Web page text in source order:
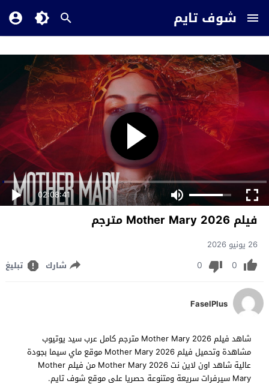
شوف تايم
02:08:41
فيلم Mother Mary 2026 مترجم
26 يونيو 2026
0
0 شارك تبليغ
FaselPlus
شاهد فيلم Mother Mary 2026 مترجم كامل عرب سيد يوتيوب
مشاهدة وتحميل فيلم Mother Mary 2026 موقع ماي سيما بجودة
عالية شاهد اون لاين نت Mother Mary 2026 من فيلم Mother
Mary سيرفرات سريعة ومتنوعة حصريا على موقع شوف تايم.